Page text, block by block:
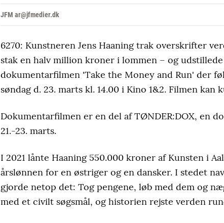
JFM ar@jfmedier.dk
6270: Kunstneren Jens Haaning trak overskrifter
stak en halv million kroner i lommen – og
dokumentarfilmen 'Take the Money and Run' der
søndag d. 23. marts kl. 14.00 i Kino 1&2. Filmen kan
Dokumentarfilmen er en del af TØNDER:DOX, en
21.-23. marts.
I 2021 lånte Haaning 550.000 kroner af Kunsten i
årslønnen for en østriger og en dansker. I stedet
gjorde netop det: Tog pengene, løb med dem og
med et civilt søgsmål, og historien rejste verden